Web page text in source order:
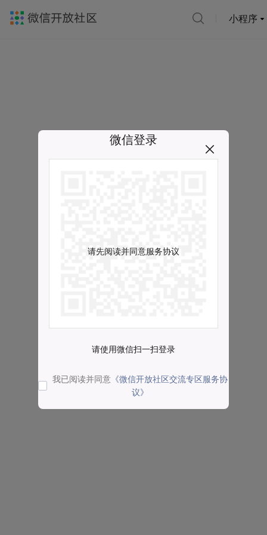
小程序
微信登录
请先阅读并同意服务协议
请使用微信扫一扫登录
我已阅读并同意 《微信开放社区交流专区服务协
议》